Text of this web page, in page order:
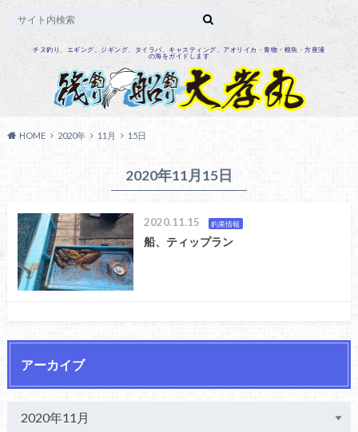
チヌ釣り、エギング、ジギング、タイラバ、キャスティング、アオリイカ・青物・根魚・方座浦
の海をガイドします
HOME 2020年 11月 15日
2020年11月15日
2020.11.15 釣果情報
船、ティップラン
アーカイブ